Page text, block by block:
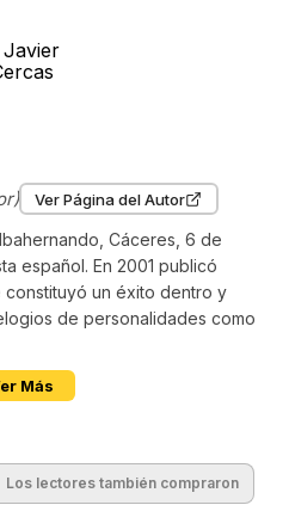
Ver Página del Autor
Cáceres, 6 de
español. En 2001 publicó
constituyó un éxito dentro y
de personalidades como
Más
Los lectores también compraron